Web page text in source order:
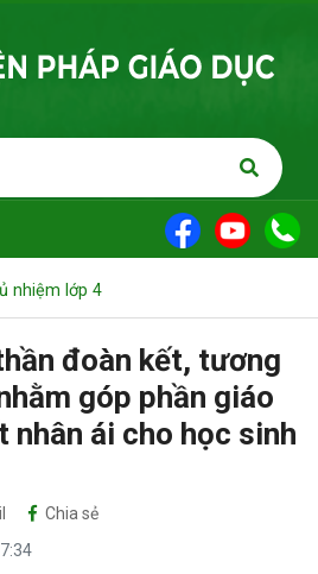
nhiệm lớp 4
đoàn kết, tương
góp phần giáo
nhân ái cho học sinh
Chia sẻ